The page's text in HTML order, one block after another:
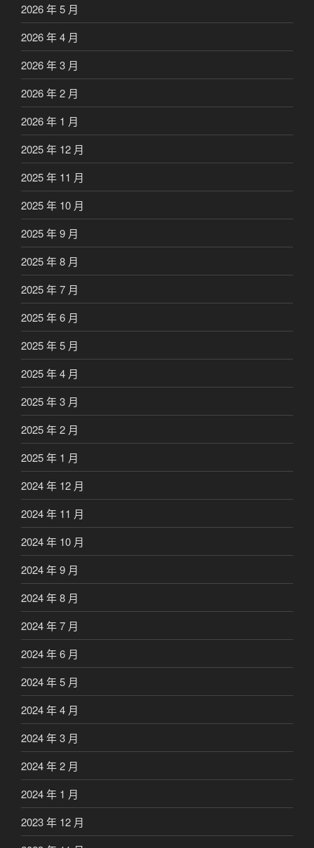
2026 年 5 月
2026 年 4 月
2026 年 3 月
2026 年 2 月
2026 年 1 月
2025 年 12 月
2025 年 11 月
2025 年 10 月
2025 年 9 月
2025 年 8 月
2025 年 7 月
2025 年 6 月
2025 年 5 月
2025 年 4 月
2025 年 3 月
2025 年 2 月
2025 年 1 月
2024 年 12 月
2024 年 11 月
2024 年 10 月
2024 年 9 月
2024 年 8 月
2024 年 7 月
2024 年 6 月
2024 年 5 月
2024 年 4 月
2024 年 3 月
2024 年 2 月
2024 年 1 月
2023 年 12 月